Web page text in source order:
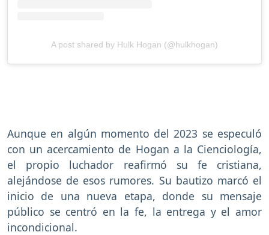
A post shared by Hulk Hogan (@hulkhogan)
Aunque en algún momento del 2023 se especuló
con un acercamiento de Hogan a la Cienciología,
el propio luchador reafirmó su fe cristiana,
alejándose de esos rumores. Su bautizo marcó el
inicio de una nueva etapa, donde su mensaje
público se centró en la fe, la entrega y el amor
incondicional.